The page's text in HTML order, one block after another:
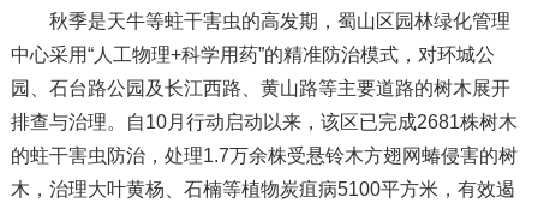
秋季是天牛等蛀干害虫的高发期，蜀山区园林绿化管理
中心采用“人工物理+科学用药”的精准防治模式，对环城公
园、石台路公园及长江西路、黄山路等主要道路的树木展开
排查与治理。自10月行动启动以来，该区已完成2681株树木
的蛀干害虫防治，处理1.7万余株受悬铃木方翅网蝽侵害的树
木，治理大叶黄杨、石楠等植物炭疽病5100平方米，有效遏